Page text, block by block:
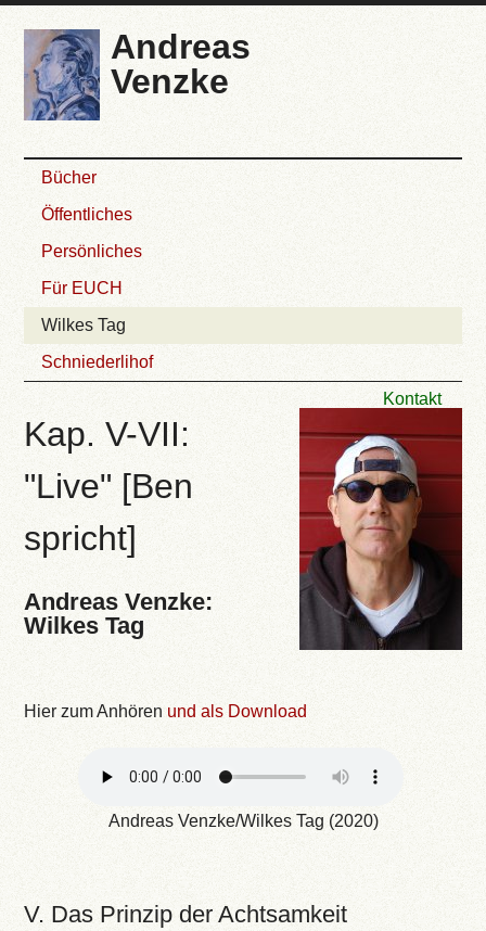
Andreas
Venzke
Bücher
Öffentliches
Persönliches
Für EUCH
Wilkes Tag
Schniederlihof
Kontakt
Kap. V-VII:
"Live" [Ben
spricht]
Andreas Venzke:
Wilkes Tag
Hier zum Anhören und als Download
Andreas Venzke/Wilkes Tag (2020)
V. Das Prinzip der Achtsamkeit